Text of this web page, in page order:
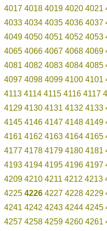
4017 4018 4019 4020 4021
4033 4034 4035 4036 4037
4049 4050 4051 4052 4053
4065 4066 4067 4068 4069
4081 4082 4083 4084 4085
4097 4098 4099 4100 4101
4113 4114 4115 4116 4117
4129 4130 4131 4132 4133
4145 4146 4147 4148 4149
4161 4162 4163 4164 4165
4177 4178 4179 4180 4181
4193 4194 4195 4196 4197
4209 4210 4211 4212 4213
4225 4226 4227 4228 4229
4241 4242 4243 4244 4245
4257 4258 4259 4260 4261